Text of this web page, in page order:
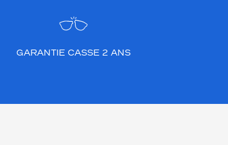
GARANTIE CASSE 2 ANS